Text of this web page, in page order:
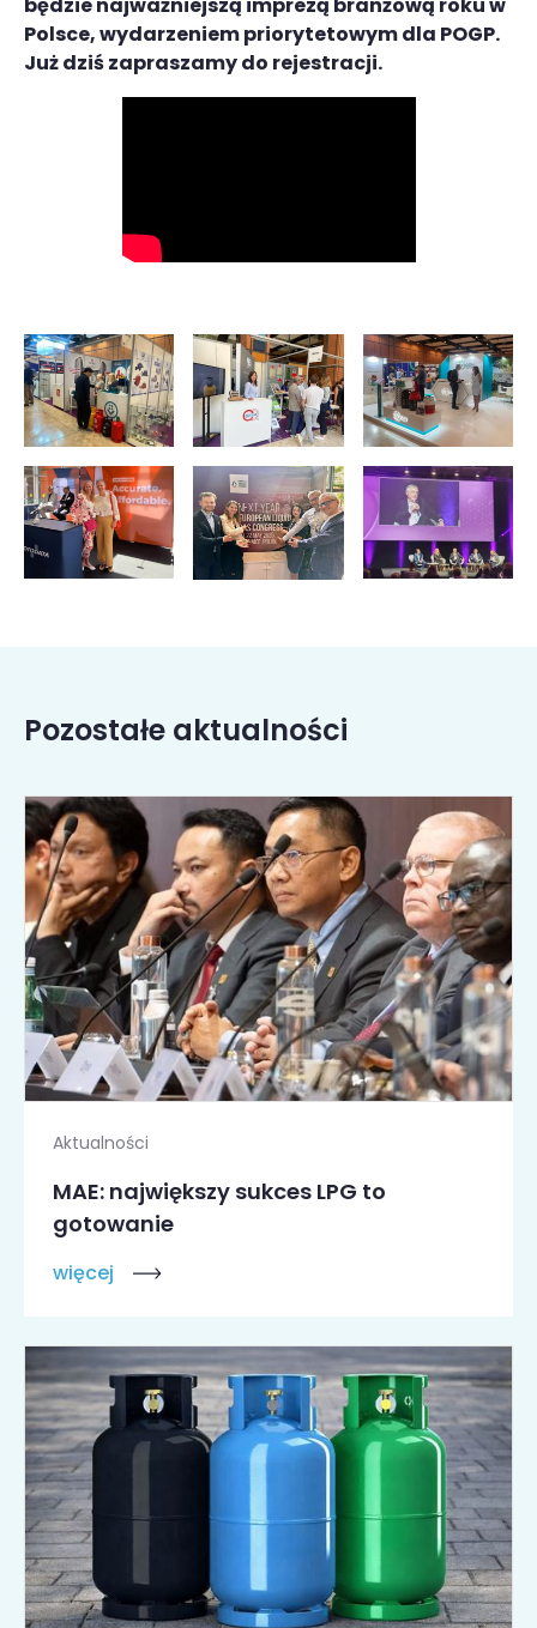
Polsce, wydarzeniem priorytetowym dla POGP.
Już dziś zapraszamy do rejestracji.
Pozostałe aktualności
Aktualności
MAE: największy sukces LPG to
gotowanie
więcej